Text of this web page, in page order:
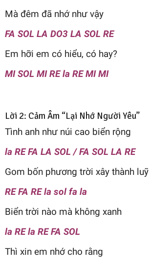
Mà đêm đã nhớ như vậy
FA SOL LA DO3 LA SOL RE
Em hỡi em có hiểu, có hay?
MI SOL MI RE la RE MI MI
Lời 2: Cảm Âm “Lại Nhớ Người Yêu”
Tình anh như núi cao biển rộng
la RE FA LA SOL / FA SOL LA RE
Gom bốn phương trời xây thành luỹ
RE FA RE la sol fa la
Biển trời nào mà không xanh
la RE la RE FA SOL
Thì xin em nhớ cho rằng